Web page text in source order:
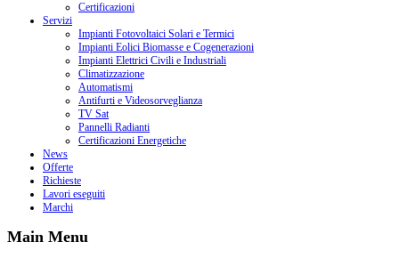
Certificazioni
Servizi
Impianti Fotovoltaici Solari e Termici
Impianti Eolici Biomasse e Cogenerazioni
Impianti Elettrici Civili e Industriali
Climatizzazione
Automatismi
Antifurti e Videosorveglianza
TV Sat
Pannelli Radianti
Certificazioni Energetiche
News
Offerte
Richieste
Lavori eseguiti
Marchi
Main Menu